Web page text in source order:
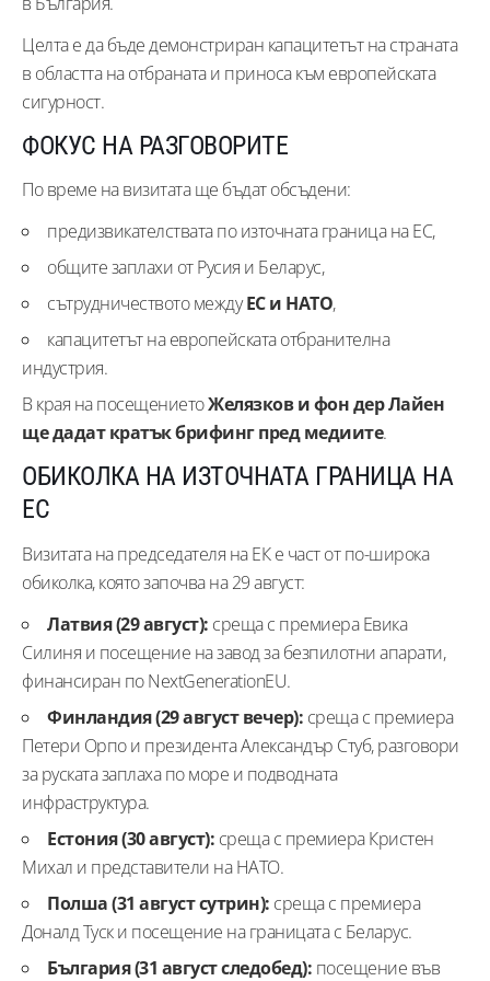
Целта е да бъде демонстриран капацитетът на страната
в областта на отбраната и приноса към европейската
сигурност.
ФОКУС НА РАЗГОВОРИТЕ
По време на визитата ще бъдат обсъдени:
предизвикателствата по източната граница на ЕС,
общите заплахи от Русия и Беларус,
сътрудничеството междуЕС и НАТО,
капацитетът на европейската отбранителна
индустрия.
В края на посещениетоЖелязков и фон дер Лайен
ще дадат кратък брифинг пред медиите.
ОБИКОЛКА НА ИЗТОЧНАТА ГРАНИЦА НА
ЕС
Визитата на председателя на ЕК е част от по-широка
обиколка, която започва на 29 август:
Латвия (29 август): среща с премиера Евика
Силиня и посещение на завод за безпилотни апарати,
финансиран по NextGenerationEU.
Финландия (29 август вечер): среща с премиера
Петери Орпо и президента Александър Стуб, разговори
за руската заплаха по море и подводната
инфраструктура.
Естония (30 август): среща с премиера Кристен
Михал и представители на НАТО.
Полша (31 август сутрин): среща с премиера
Доналд Туск и посещение на границата с Беларус.
България (31 август следобед): посещение във